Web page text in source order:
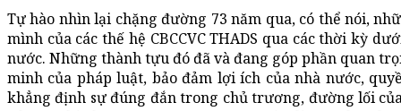
Tự hào nhìn lại chặng đường 73 năm qua, có thể nói,
mình của các thế hệ CBCCVC THADS qua các thời kỳ
nước. Những thành tựu đó đã và đang góp phần quan
minh của pháp luật, bảo đảm lợi ích của nhà nước,
khẳng định sự đúng đắn trong chủ trương, đường lối